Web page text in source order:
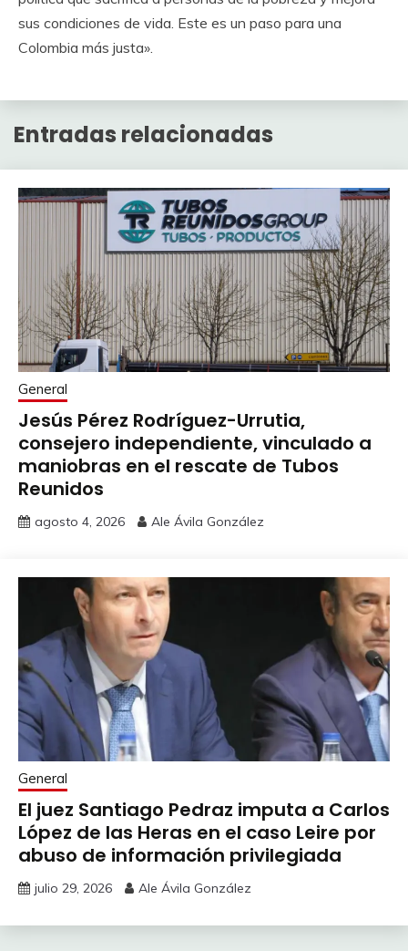
sus condiciones de vida. Este es un paso para una
Colombia más justa».
Entradas relacionadas
General
Jesús Pérez Rodríguez-Urrutia,
consejero independiente, vinculado a
maniobras en el rescate de Tubos
Reunidos
agosto 4, 2026 Ale Ávila González
General
El juez Santiago Pedraz imputa a Carlos
López de las Heras en el caso Leire por
abuso de información privilegiada
julio 29, 2026 Ale Ávila González